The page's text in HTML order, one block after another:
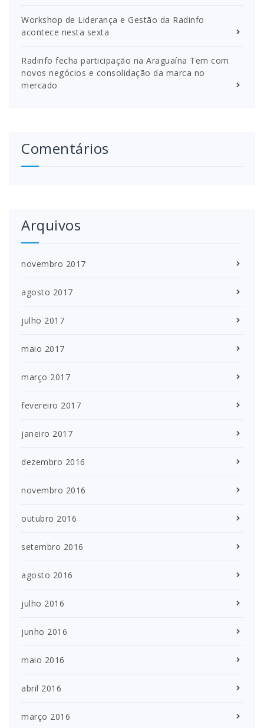
Workshop de Liderança e Gestão da Radinfo
acontece nesta sexta
Radinfo fecha participação na Araguaína Tem com
novos negócios e consolidação da marca no
mercado
Comentários
Arquivos
novembro 2017
agosto 2017
julho 2017
maio 2017
março 2017
fevereiro 2017
janeiro 2017
dezembro 2016
novembro 2016
outubro 2016
setembro 2016
agosto 2016
julho 2016
junho 2016
maio 2016
abril 2016
março 2016